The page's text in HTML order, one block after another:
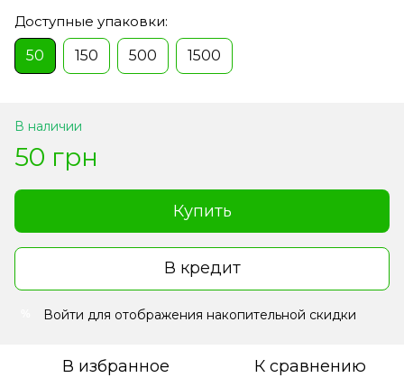
Доступные упаковки:
50
150 500 1500
В наличии
50 грн
Купить
В кредит
Войти для отображения накопительной скидки
В избранное К сравнению